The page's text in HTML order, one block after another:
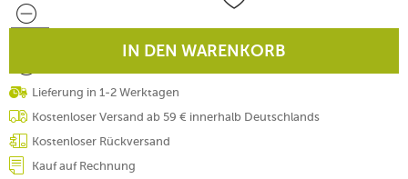
IN DEN WARENKORB
Lieferung in 1-2 Werktagen
Kostenloser Versand ab 59 € innerhalb Deutschlands
Kostenloser Rückversand
Kauf auf Rechnung